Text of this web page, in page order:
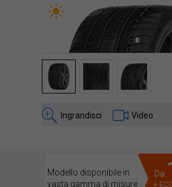
Ingrandisci Video
Modello disponibile in
vasta gamma di misure
Da
+